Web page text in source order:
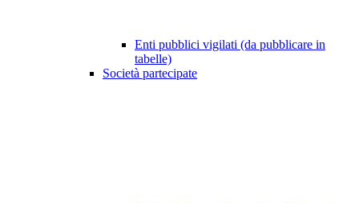
Enti pubblici vigilati (da pubblicare in
tabelle)
Società partecipate